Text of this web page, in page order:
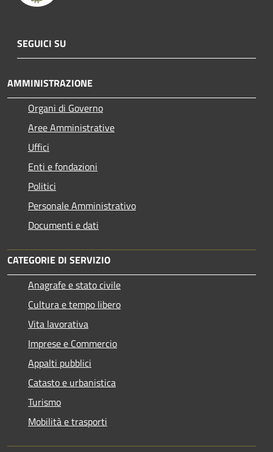
SEGUICI SU
AMMINISTRAZIONE
Organi di Governo
Aree Amministrative
Uffici
Enti e fondazioni
Politici
Personale Amministrativo
Documenti e dati
CATEGORIE DI SERVIZIO
Anagrafe e stato civile
Cultura e tempo libero
Vita lavorativa
Imprese e Commercio
Appalti pubblici
Catasto e urbanistica
Turismo
Mobilità e trasporti